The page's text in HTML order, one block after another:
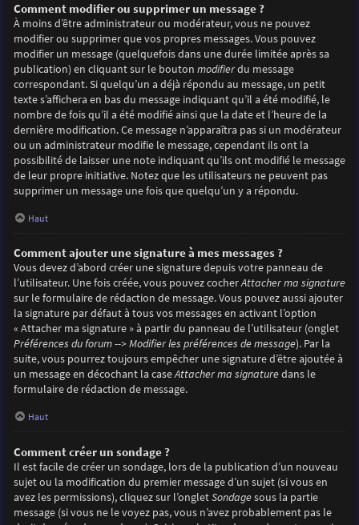
Comment modifier ou supprimer un message ?
À moins d’être administrateur ou modérateur, vous ne pouvez
modifier ou supprimer que vos propres messages. Vous pouvez
modifier un message (quelquefois dans une durée limitée après sa
publication) en cliquant sur le bouton modifierdu message
correspondant. Si quelqu’un a déjà répondu au message, un petit
texte s’affichera en bas du message indiquant qu’il a été modifié, le
nombre de fois qu’il a été modifié ainsi que la date et l’heure de la
dernière modification. Ce message n’apparaîtra pas si un modérateur
ou un administrateur modifie le message, cependant ils ont la
possibilité de laisser une note indiquant qu’ils ont modifié le message
de leur propre initiative. Notez que les utilisateurs ne peuvent pas
supprimer un message une fois que quelqu’un y a répondu.
Haut
Comment ajouter une signature à mes messages ?
Vous devez d’abord créer une signature depuis votre panneau de
l’utilisateur. Une fois créée, vous pouvez cocherAttacher ma signature
sur le formulaire de rédaction de message. Vous pouvez aussi ajouter
la signature par défaut à tous vos messages en activant l’option
« Attacher ma signature » à partir du panneau de l’utilisateur (onglet
Préférences du forum --> Modifier les préférences de message). Par la
suite, vous pourrez toujours empêcher une signature d’être ajoutée à
un message en décochant la caseAttacher ma signaturedans le
formulaire de rédaction de message.
Haut
Comment créer un sondage ?
Il est facile de créer un sondage, lors de la publication d’un nouveau
sujet ou la modification du premier message d’un sujet (si vous en
avez les permissions), cliquez sur l’ongletSondagesous la partie
message (si vous ne le voyez pas, vous n’avez probablement pas le